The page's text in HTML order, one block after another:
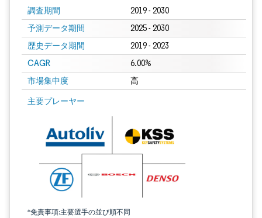
調査期間 2019 - 2030
予測データ期間 2025 - 2030
歴史データ期間 2019 - 2023
CAGR 6.00%
市場集中度 高
主要プレーヤー
*免責事項:主要選手の並び順不同